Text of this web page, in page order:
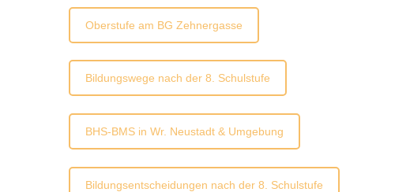
Oberstufe am BG Zehnergasse
Bildungswege nach der 8. Schulstufe
BHS-BMS in Wr. Neustadt & Umgebung
Bildungsentscheidungen nach der 8. Schulstufe